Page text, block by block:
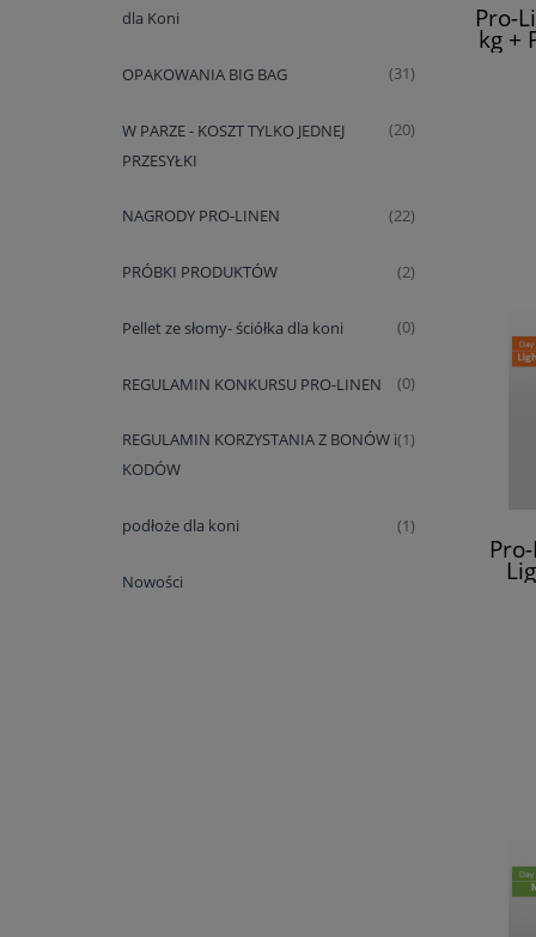
dla Koni
OPAKOWANIA BIG BAG (31)
W PARZE - KOSZT TYLKO JEDNEJ
PRZESYŁKI
(20)
NAGRODY PRO-LINEN (22)
PRÓBKI PRODUKTÓW (2)
Pellet ze słomy- ściółka dla koni (0)
REGULAMIN KONKURSU PRO-LINEN (0)
REGULAMIN KORZYSTANIA Z BONÓW i
KODÓW
(1)
podłoże dla koni (1)
Nowości
Pro-
kg +